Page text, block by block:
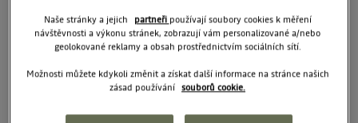
Naše stránky a jejich partneři používají soubory cookies k měření
návštěvnosti a výkonu stránek, zobrazují vám personalizované a/nebo
geolokované reklamy a obsah prostřednictvím sociálních sítí.
Možnosti můžete kdykoli změnit a získat další informace na stránce našich
zásad používání souborů cookie.